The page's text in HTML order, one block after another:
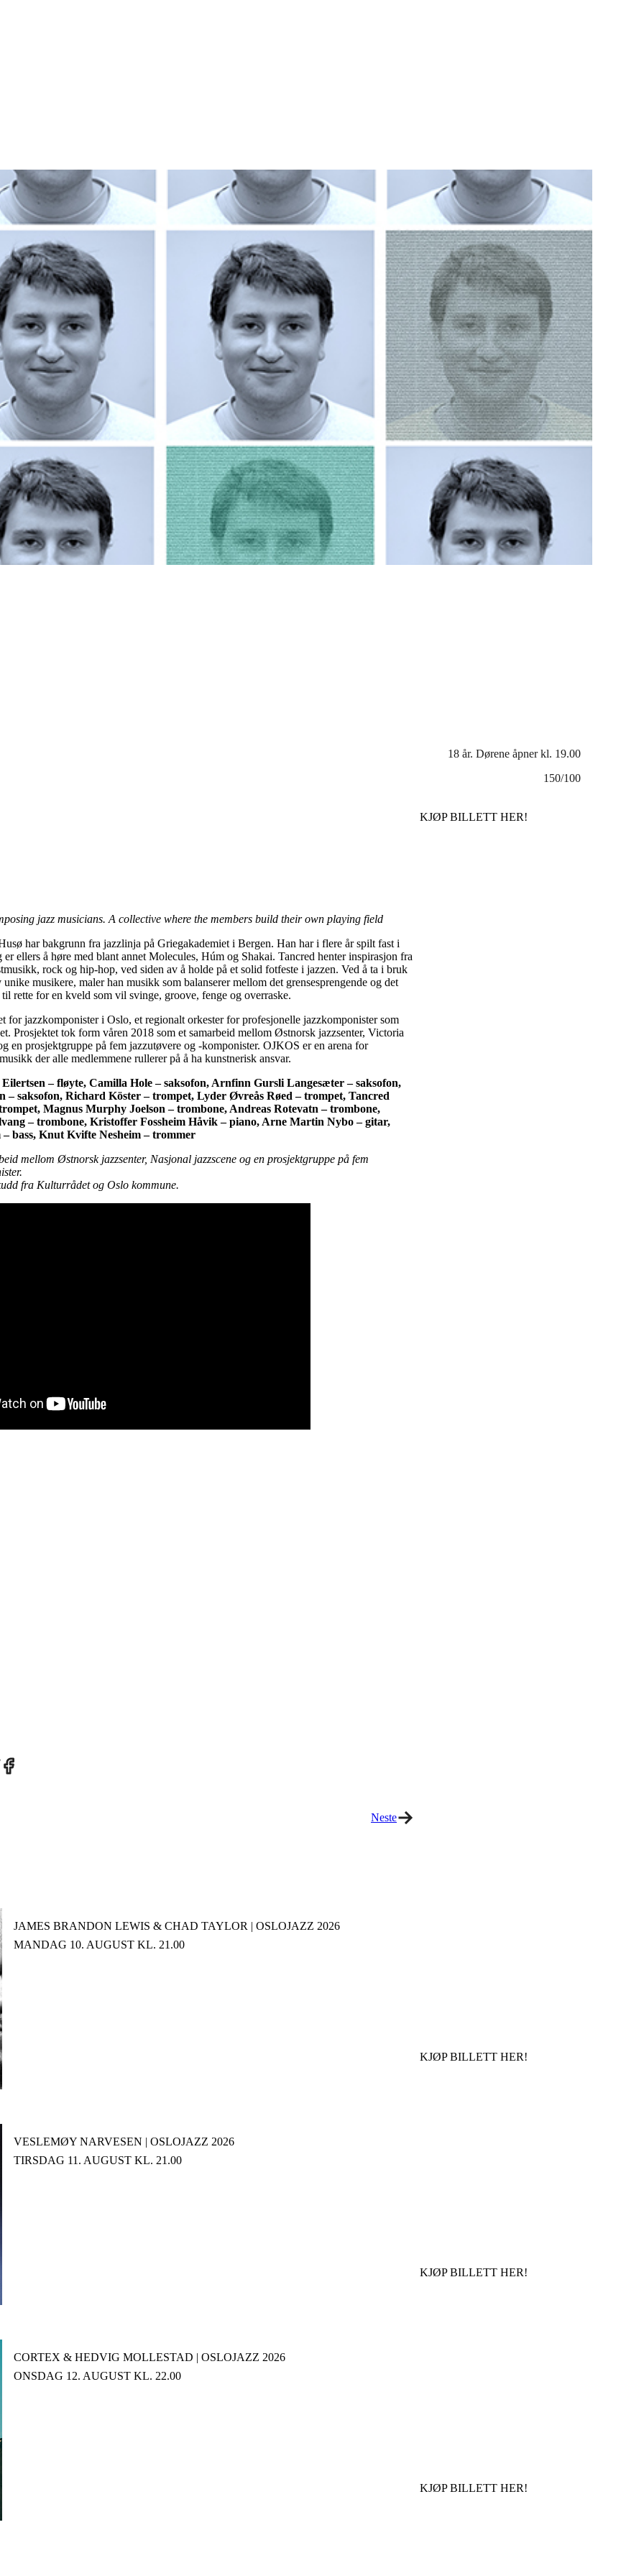
18 år. Dørene åpner kl. 19.00
150/100
KJØP BILLETT HER!
jazz musicians. A collective where the members build their own playing field
har bakgrunn fra jazzlinja på Griegakademiet i Bergen. Han har i flere år spilt fast i
ellers å høre med blant annet Molecules, Húm og Shakai. Tancred henter inspirasjon fra
rock og hip-hop, ved siden av å holde på et solid fotfeste i jazzen. Ved å ta i bruk
musikere, maler han musikk som balanserer mellom det grensesprengende og det
rette for en kveld som vil svinge, groove, fenge og overraske.
for jazzkomponister i Oslo, et regionalt orkester for profesjonelle jazzkomponister som
Prosjektet tok form våren 2018 som et samarbeid mellom Østnorsk jazzsenter, Victoria
en prosjektgruppe på fem jazzutøvere og -komponister. OJKOS er en arena for
der alle medlemmene rullerer på å ha kunstnerisk ansvar.
– fløyte, Camilla Hole – saksofon, Arnfinn Gursli Langesæter – saksofon,
– saksofon, Richard Köster – trompet, Lyder Øvreås Røed – trompet, Tancred
Magnus Murphy Joelson – trombone, Andreas Rotevatn – trombone,
– trombone, Kristoffer Fossheim Håvik – piano, Arne Martin Nybo – gitar,
bass, Knut Kvifte Nesheim – trommer
mellom Østnorsk jazzsenter, Nasjonal jazzscene og en prosjektgruppe på fem
fra Kulturrådet og Oslo kommune.
Share
on
Neste
JAMES BRANDON LEWIS & CHAD TAYLOR | OSLOJAZZ 2026
MANDAG 10. AUGUST KL. 21.00
KJØP BILLETT HER!
VESLEMØY NARVESEN | OSLOJAZZ 2026
TIRSDAG 11. AUGUST KL. 21.00
KJØP BILLETT HER!
CORTEX & HEDVIG MOLLESTAD | OSLOJAZZ 2026
ONSDAG 12. AUGUST KL. 22.00
KJØP BILLETT HER!